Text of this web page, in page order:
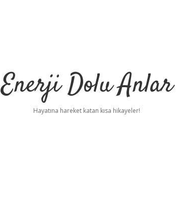
Enerji Dolu Anlar
Hayatına hareket katan kısa hikayeler!